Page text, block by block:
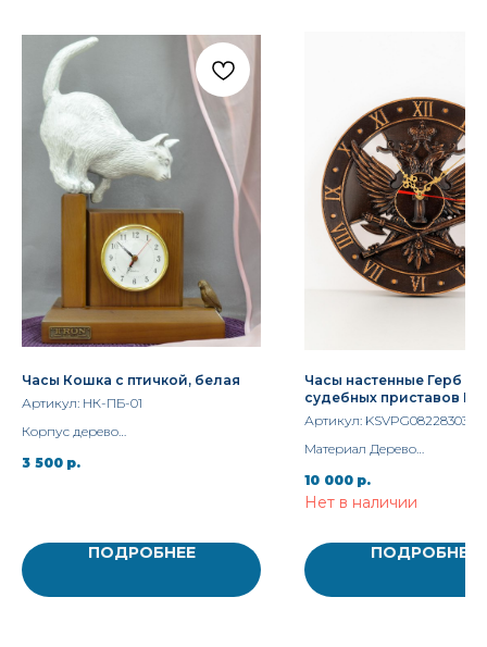
Часы Кошка с птичкой, белая
Артикул: НК-ПБ-01
Корпус дерево
3 500 р.
ПОДРОБНЕЕ
Часы настенные Герб
судебных приставов
диаметр 30 см
Артикул:
Материал Дерево
Бренд Vernissage of History
10 000 р.
Нет в наличии
ПОДРОБНЕЕ